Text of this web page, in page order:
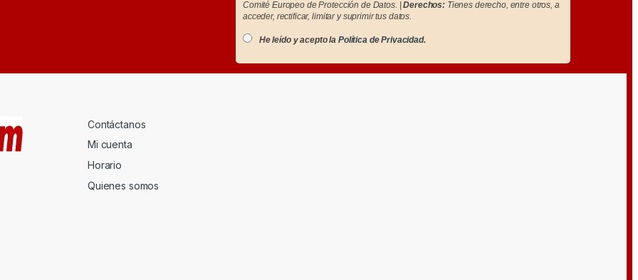
Comité Europeo de Protección de Datos. |Derechos: Tienes derecho, entre otros, a
acceder, rectificar, limitar y suprimir tus datos.
He leído y acepto la Política de Privacidad.
Contáctanos
Mi cuenta
Horario
Quienes somos